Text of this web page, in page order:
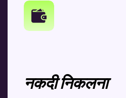
नकदी निकलना